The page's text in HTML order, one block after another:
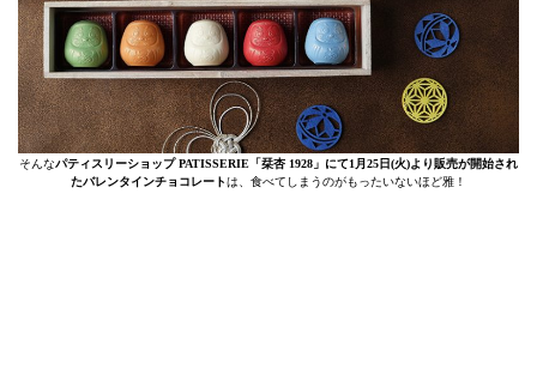
そんなパティスリーショップ PATISSERIE「栞杏 1928」にて1月25日(火)より販売が開始され
たバレンタインチョコレートは、食べてしまうのがもったいないほど雅！